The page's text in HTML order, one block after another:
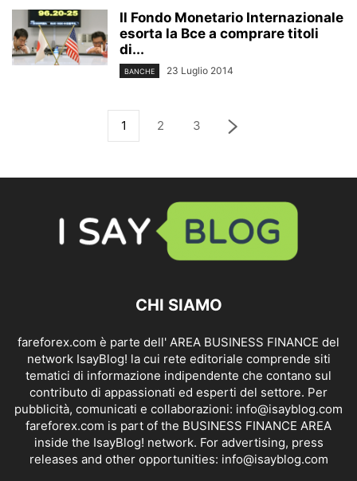
Il Fondo Monetario Internazionale
esorta la Bce a comprare titoli
di...
BANCHE 23 Luglio 2014
1 2 3
CHI SIAMO
fareforex.com è parte dell' AREA BUSINESS FINANCE del
network IsayBlog! la cui rete editoriale comprende siti
tematici di informazione indipendente che contano sul
contributo di appassionati ed esperti del settore. Per
pubblicità, comunicati e collaborazioni: info@isayblog.com
fareforex.com is part of the BUSINESS FINANCE AREA
inside the IsayBlog! network. For advertising, press
releases and other opportunities: info@isayblog.com